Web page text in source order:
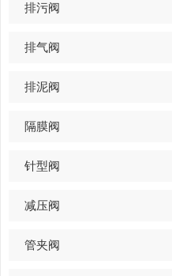
排污阀
排气阀
排泥阀
隔膜阀
针型阀
减压阀
管夹阀